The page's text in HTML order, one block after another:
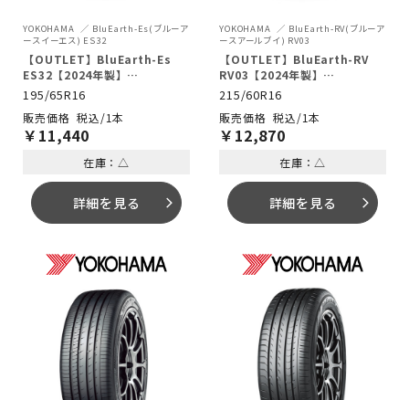
YOKOHAMA
BluEarth-Es(ブルーア
ースイーエス) ES32
【OUTLET】BluEarth-Es
ES32【2024年製】
195/65R16 92V
195/65R16
税込/1本
￥ 11,440
在庫：△
詳細を見る arrow_forward_ios
YOKOHAMA
BluEarth-RV(ブルーア
ースアールブイ) RV03
【OUTLET】BluEarth-RV
RV03【2024年製】
215/60R16 95H
215/60R16
税込/1本
￥ 12,870
在庫：△
詳細を見る arrow_forward_ios